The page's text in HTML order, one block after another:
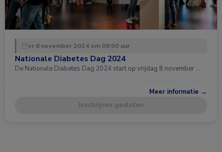
vr 8 november 2024 om 09:00 uur
Nationale Diabetes Dag 2024
De Nationale Diabetes Dag 2024 start op vrijdag 8 november …
Meer informatie →
Inschrijven gesloten